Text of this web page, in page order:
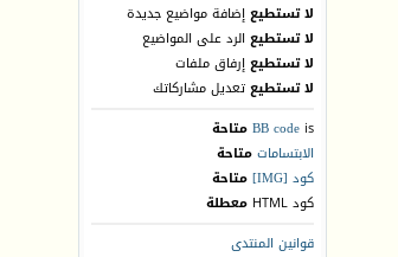
لا تستطيعإضافة مواضيع جديدة
لا تستطيع الرد على المواضيع
لا تستطيعإرفاق ملفات
لا تستطيعتعديل مشاركاتك
BB code is
متاحة
الابتساماتمتاحة
كود [IMG]
متاحة
كود HTML
معطلة
قوانين المنتدى